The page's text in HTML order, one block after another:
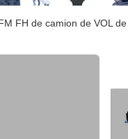
FH de camion de VOL